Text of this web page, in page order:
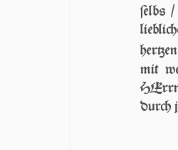
ſelbs
mit
durch